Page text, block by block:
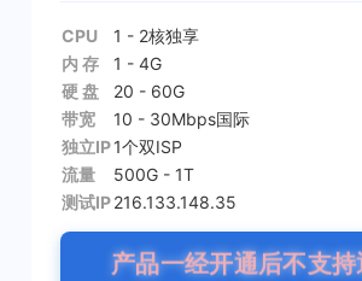
CPU 1 - 2核独享
内 存
1 - 4G
硬 盘
20 - 60G
带宽
10 - 30Mbps国际
独立IP1个双ISP
流量
500G - 1T
测试IP216.133.148.35
产品一经开通后不支持